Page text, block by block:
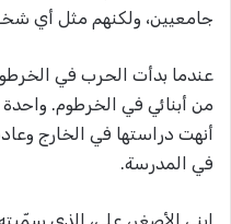
جامعيين، ولكنهم مثل أي
من أبنائي في الخرطوم.
أنهت دراستها في الخارج
في المدرسة.